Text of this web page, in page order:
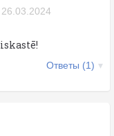
26.03.2024
Ответы (1)